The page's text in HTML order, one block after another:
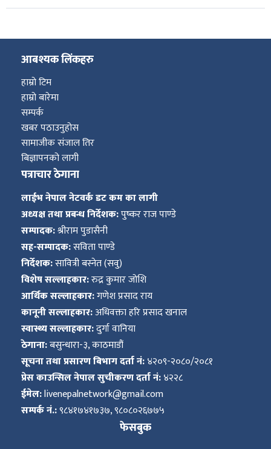
आबश्यक लिंकहरु
हाम्रो टिम
हाम्रो बारेमा
सम्पर्क
खबर पठाउनुहोस
सामाजीक संजाल तिर
बिज्ञापनको लागी
पत्राचार ठेगाना
लाईभ नेपाल नेटवर्क डट कम का लागी
अध्यक्ष तथा प्रबन्ध निर्देशक:पुष्कर राज पाण्डे
सम्पादक:श्रीराम पुडासैनी
सह-सम्पादक:सविता पाण्डे
निर्देशक:सावित्री बस्नेत (सवु)
विशेष सल्लाहकार:रुद्र कुमार जोशि
आर्थिक सल्लाहकार:गणेश प्रसाद राय
कानूनी सल्लाहकार:अधिवक्ता हरि प्रसाद खनाल
स्वास्थ्य सल्लाहकार:दुर्गा वानिया
ठेगाना:बसुन्धारा-३, काठमाडौं
सूचना तथा प्रसारण बिभाग दर्ता नं:४२०९-२०८०/२०८१
प्रेस काउन्सिल नेपाल सुचीकरण दर्ता नं:४२२८
ईमेल:livenepalnetwork@gmail.com
सम्पर्क नं.:९८४१७४१७३७, ९८०८०२६७७५
फेसबुक